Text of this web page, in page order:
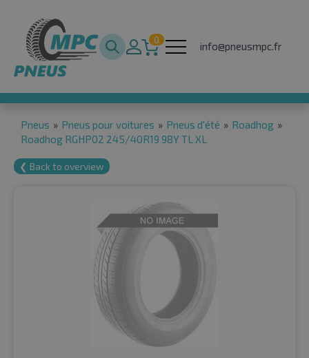
0
info@pneusmpc.fr
Pneus » Pneus pour voitures » Pneus d'été » Roadhog »
Roadhog RGHP02 245/40R19 98Y TL XL
❮ Back to overview